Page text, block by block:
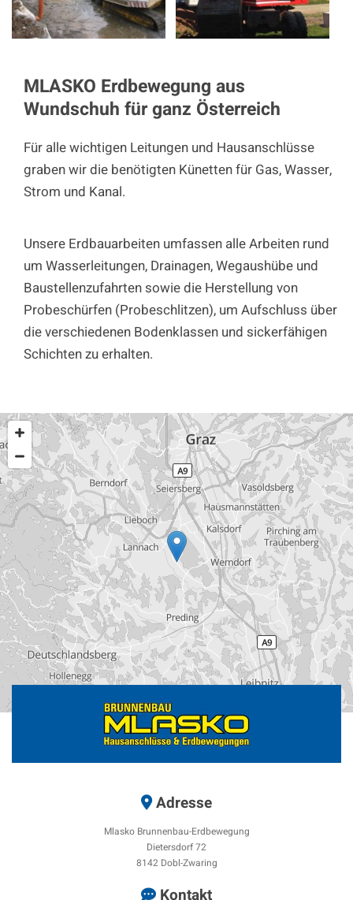
MLASKO Erdbewegung aus
Wundschuh für ganz Österreich
Für alle wichtigen Leitungen und Hausanschlüsse
graben wir die benötigten Künetten für Gas, Wasser,
Strom und Kanal.
Unsere Erdbauarbeiten umfassen alle Arbeiten rund
um Wasserleitungen, Drainagen, Wegaushübe und
Baustellenzufahrten sowie die Herstellung von
Probeschürfen (Probeschlitzen), um Aufschluss über
die verschiedenen Bodenklassen und sickerfähigen
Schichten zu erhalten.
Adresse
Mlasko Brunnenbau-Erdbewegung
Dietersdorf 72
8142 Dobl-Zwaring
 Kontakt